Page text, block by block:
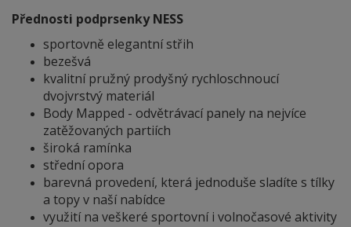
Přednosti podprsenky NESS
sportovně elegantní střih
bezešvá
kvalitní pružný prodyšný rychloschnoucí
dvojvrstvý materiál
Body Mapped - odvětrávací panely na nejvíce
zatěžovaných partiích
široká ramínka
střední opora
barevná provedení, která jednoduše sladíte s tílky
a topy v naší nabídce
využití na veškeré sportovní i volnočasové aktivity